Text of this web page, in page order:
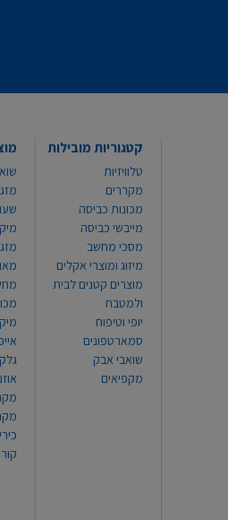
קטגוריות מובילות
טלוויזיות
מקררים
מכונות כביסה
מייבשי כביסה
מסכי מחשב
מיזוג ומוצרי אקלים
מוצרים קטנים לבית
ולמטבח
יופי וטיפוח
סמארטפונים
שואבי אבק
מקפיאים
מקרר 4